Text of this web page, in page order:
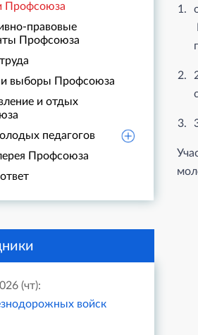
Профсоюза
правовые
Профсоюза
выборы Профсоюза
и отдых
педагогов
Профсоюза
(чт):
войск